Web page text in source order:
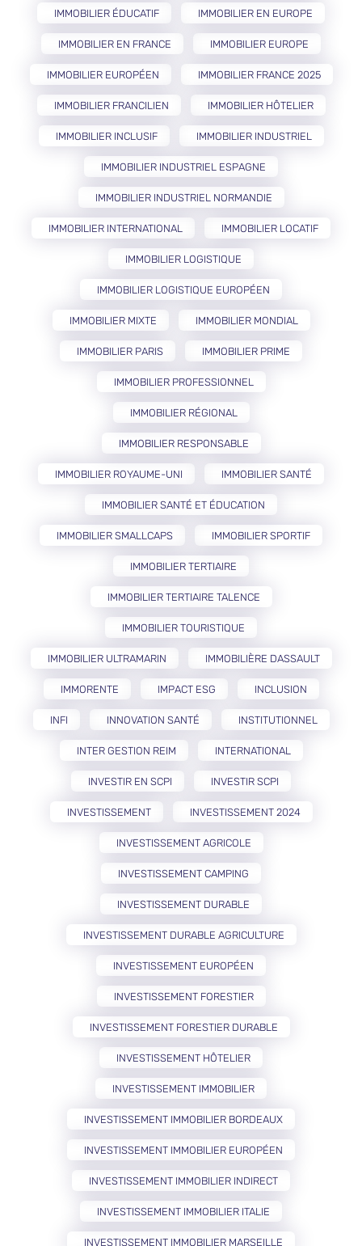
IMMOBILIER ÉDUCATIF IMMOBILIER EN EUROPE
IMMOBILIER EN FRANCE IMMOBILIER EUROPE
IMMOBILIER EUROPÉEN IMMOBILIER FRANCE 2025
IMMOBILIER FRANCILIEN IMMOBILIER HÔTELIER
IMMOBILIER INCLUSIF IMMOBILIER INDUSTRIEL
IMMOBILIER INDUSTRIEL ESPAGNE
IMMOBILIER INDUSTRIEL NORMANDIE
IMMOBILIER INTERNATIONAL IMMOBILIER LOCATIF
IMMOBILIER LOGISTIQUE
IMMOBILIER LOGISTIQUE EUROPÉEN
IMMOBILIER MIXTE IMMOBILIER MONDIAL
IMMOBILIER PARIS IMMOBILIER PRIME
IMMOBILIER PROFESSIONNEL
IMMOBILIER RÉGIONAL
IMMOBILIER RESPONSABLE
IMMOBILIER ROYAUME-UNI IMMOBILIER SANTÉ
IMMOBILIER SANTÉ ET ÉDUCATION
IMMOBILIER SMALLCAPS IMMOBILIER SPORTIF
IMMOBILIER TERTIAIRE
IMMOBILIER TERTIAIRE TALENCE
IMMOBILIER TOURISTIQUE
IMMOBILIER ULTRAMARIN IMMOBILIÈRE DASSAULT
IMMORENTE IMPACT ESG INCLUSION
INFI INNOVATION SANTÉ INSTITUTIONNEL
INTER GESTION REIM INTERNATIONAL
INVESTIR EN SCPI INVESTIR SCPI
INVESTISSEMENT INVESTISSEMENT 2024
INVESTISSEMENT AGRICOLE
INVESTISSEMENT CAMPING
INVESTISSEMENT DURABLE
INVESTISSEMENT DURABLE AGRICULTURE
INVESTISSEMENT EUROPÉEN
INVESTISSEMENT FORESTIER
INVESTISSEMENT FORESTIER DURABLE
INVESTISSEMENT HÔTELIER
INVESTISSEMENT IMMOBILIER
INVESTISSEMENT IMMOBILIER BORDEAUX
INVESTISSEMENT IMMOBILIER EUROPÉEN
INVESTISSEMENT IMMOBILIER INDIRECT
INVESTISSEMENT IMMOBILIER ITALIE
INVESTISSEMENT IMMOBILIER MARSEILLE